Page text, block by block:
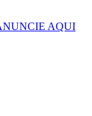
AQUI